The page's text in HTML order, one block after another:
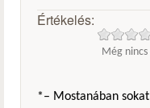
Értékelés:
Még
*– Mostanában